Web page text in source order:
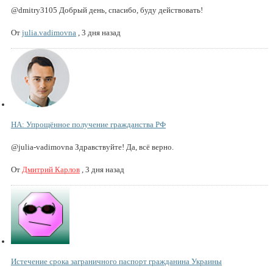
@dmitry3105 Добрый день, спасибо, буду действовать!
От julia.vadimovna , 3 дня назад
НА: Упрощённое получение гражданства РФ
@julia-vadimovna Здравствуйте! Да, всё верно.
От Дмитрий Карлов , 3 дня назад
Истечение срока заграничного паспорт гражданина Украины